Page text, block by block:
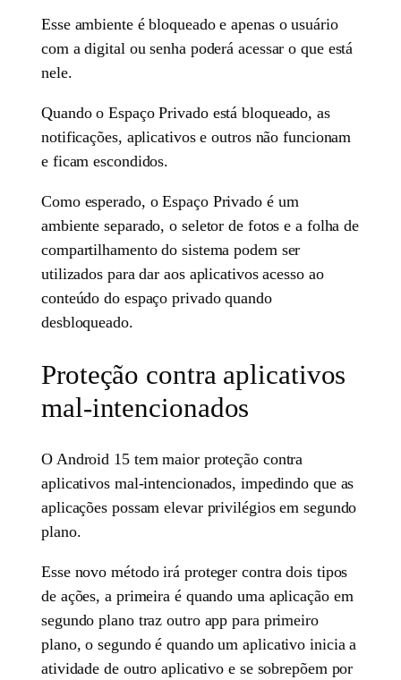
Esse ambiente é bloqueado e apenas o usuário
com a digital ou senha poderá acessar o que está
nele.
Quando o Espaço Privado está bloqueado, as
notificações, aplicativos e outros não funcionam
e ficam escondidos.
Como esperado, o Espaço Privado é um
ambiente separado, o seletor de fotos e a folha de
compartilhamento do sistema podem ser
utilizados para dar aos aplicativos acesso ao
conteúdo do espaço privado quando
desbloqueado.
Proteção contra aplicativos
mal-intencionados
O Android 15 tem maior proteção contra
aplicativos mal-intencionados, impedindo que as
aplicações possam elevar privilégios em segundo
plano.
Esse novo método irá proteger contra dois tipos
de ações, a primeira é quando uma aplicação em
segundo plano traz outro app para primeiro
plano, o segundo é quando um aplicativo inicia a
atividade de outro aplicativo e se sobrepõem por